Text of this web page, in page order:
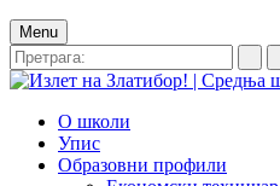
Menu
О школи
Упис
Образовни профили